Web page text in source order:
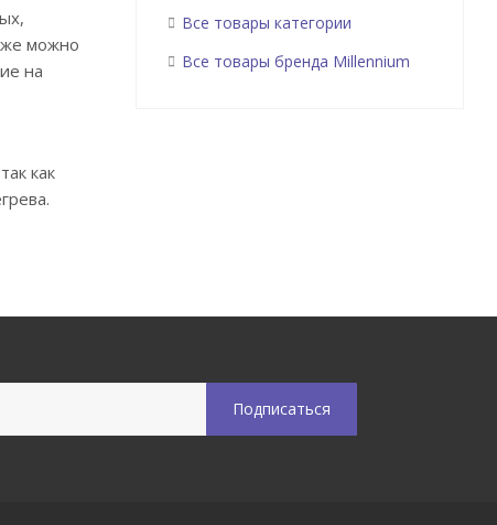
можно
на
как
Все товары категории
Все товары бренда Millennium